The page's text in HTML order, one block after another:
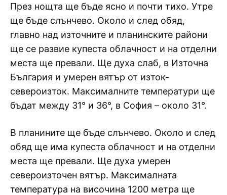
През нощта ще бъде ясно и почти тихо. Утре
ще бъде слънчево. Около и след обяд,
главно над източните и планинските райони
ще се развие купеста облачност и на отделни
места ще превали. Ще духа слаб, в Източна
България и умерен вятър от изток-
североизток. Максималните температури ще
бъдат между 31° и 36°, в София – около 31°.
В планините ще бъде слънчево. Около и след
обяд ще има купеста облачност и на отделни
места ще превали. Ще духа умерен
североизточен вятър. Максималната
температура на височина 1200 метра ще